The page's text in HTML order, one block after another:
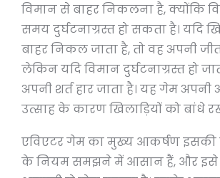
विमान से बाहर निकलना है, क्योंकि
समय दुर्घटनाग्रस्त हो सकता है। यदि
बाहर निकल जाता है, तो वह अपनी जीत
लेकिन यदि विमान दुर्घटनाग्रस्त हो
अपनी शर्त हार जाता है। यह गेम अपनी
उत्साह के कारण खिलाड़ियों को बांधे
एविएटर गेम का मुख्य आकर्षण इसकी
के नियम समझने में आसान हैं, और इसे